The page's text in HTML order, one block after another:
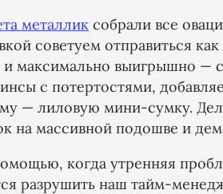
металлик собрали все
советуем отправиться
и максимально выигрышно —
с потертостями,
— лиловую мини-сумку.
на массивной подошве и
когда утренняя
разрушить наш тайм-